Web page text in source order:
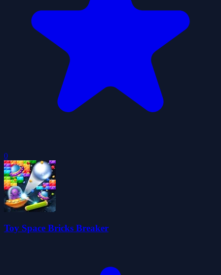
0
Toy Space Bricks Breaker